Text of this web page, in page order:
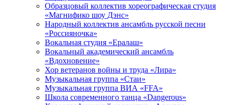
Образцовый коллектив хореографическая студия
«Магнифико шоу Дэнс»
Народный коллектив ансамбль русской песни
«Россияночка»
Вокальная студия «Ералаш»
Вокальный академический ансамбль
«Вдохновение»
Хор ветеранов войны и труда «Лира»
Музыкальная группа «Стаи»
Музыкальная группа ВИА «FFA»
Школа современного танца «Dangerous»